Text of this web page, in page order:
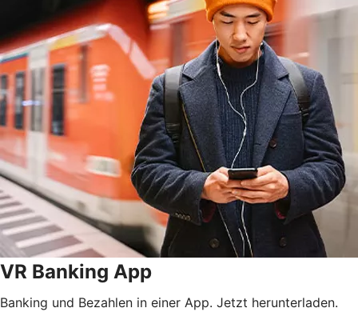
VR Banking App
Banking und Bezahlen in einer App. Jetzt herunterladen.